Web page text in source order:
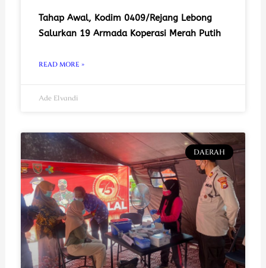
Tahap Awal, Kodim 0409/Rejang Lebong
Salurkan 19 Armada Koperasi Merah Putih
READ MORE »
Ade Elvandi
DAERAH